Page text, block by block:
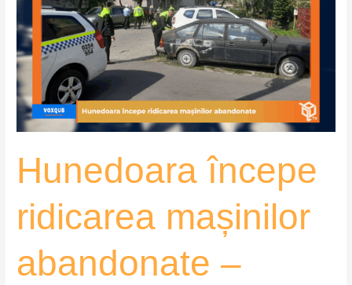
Hunedoara începe
ridicarea mașinilor
abandonate –
mașinilor
abandonate
–
VoxQub